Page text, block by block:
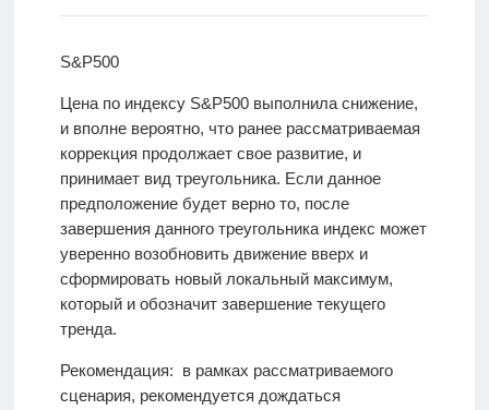
Волновой
Видео
Сделано
в России
Рунет
S&P500
Цена по индексу S&P500 выполнила снижение,
и вполне вероятно, что ранее рассматриваемая
коррекция продолжает свое развитие, и
принимает вид треугольника. Если данное
предположение будет верно то, после
завершения данного треугольника индекс может
уверенно возобновить движение вверх и
сформировать новый локальный максимум,
который и обозначит завершение текущего
тренда.
Рекомендация: в рамках рассматриваемого
сценария, рекомендуется дождаться